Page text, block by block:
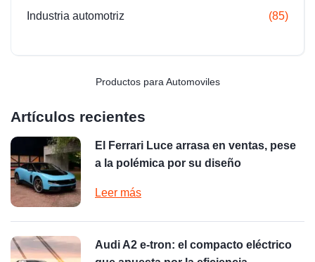
Industria automotriz (85)
Productos para Automoviles
Artículos recientes
El Ferrari Luce arrasa en ventas, pese
a la polémica por su diseño
Leer más
Audi A2 e-tron: el compacto eléctrico